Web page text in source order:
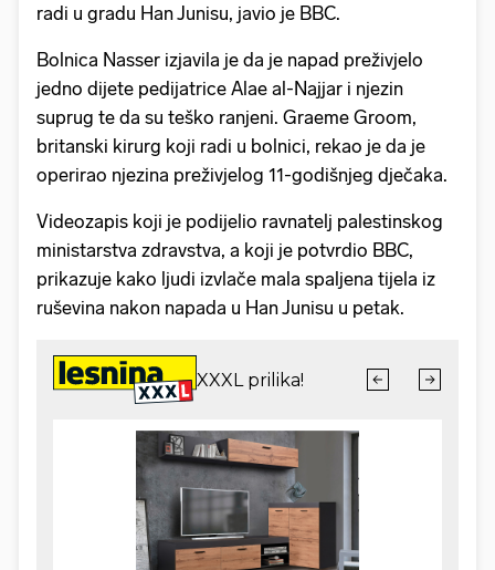
radi u gradu Han Junisu, javio je BBC.
Bolnica Nasser izjavila je da je napad preživjelo
jedno dijete pedijatrice Alae al-Najjar i njezin
suprug te da su teško ranjeni. Graeme Groom,
britanski kirurg koji radi u bolnici, rekao je da je
operirao njezina preživjelog 11-godišnjeg dječaka.
Videozapis koji je podijelio ravnatelj palestinskog
ministarstva zdravstva, a koji je potvrdio BBC,
prikazuje kako ljudi izvlače mala spaljena tijela iz
ruševina nakon napada u Han Junisu u petak.